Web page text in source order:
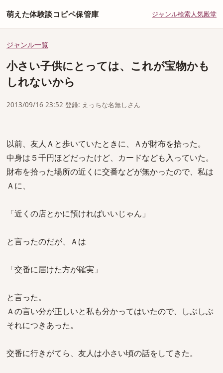
萌えた体験談コピペ保管庫 ジャンル検索人気殿堂
ジャンル一覧
小さい子供にとっては、これが宝物かも
しれないから
2013/09/16 23:52 登録: えっちな名無しさん
以前、友人Ａと歩いていたときに、Ａが財布を拾った。
中身は５千円ほどだったけど、カードなども入っていた。
財布を拾った場所の近くに交番などが無かったので、私は
Ａに、
「近くの店とかに預ければいいじゃん」
と言ったのだが、Ａは
「交番に届けた方が確実」
と言った。
Ａの言い分が正しいと私も分かってはいたので、しぶしぶ
それにつきあった。
交番に行きがてら、友人は小さい頃の話をしてきた。